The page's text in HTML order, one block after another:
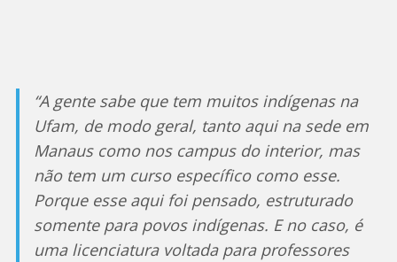
“A gente sabe que tem muitos indígenas na
Ufam, de modo geral, tanto aqui na sede em
Manaus como nos campus do interior, mas
não tem um curso específico como esse.
Porque esse aqui foi pensado, estruturado
somente para povos indígenas. E no caso, é
uma licenciatura voltada para professores